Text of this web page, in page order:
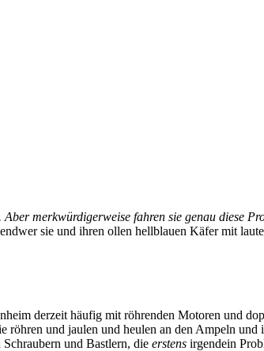
merkwürdigerweise fahren sie genau diese
sie und ihren ollen hellblauen Käfer mit
derzeit häufig mit röhrenden Motoren und
und jaulen und heulen an den Ampeln und
und Bastlern, die erstens irgendein